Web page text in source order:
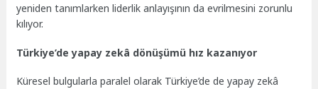
yeniden tanımlarken liderlik anlayışının da evrilmesini zorunlu
kılıyor.
Türkiye’de yapay zekâ dönüşümü hız kazanıyor
Küresel bulgularla paralel olarak Türkiye’de de yapay zekâ